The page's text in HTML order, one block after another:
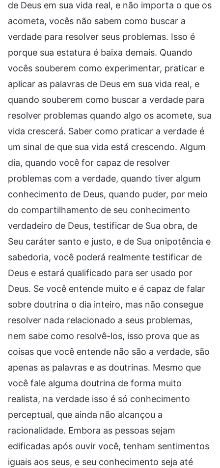
de Deus em sua vida real, e não importa o que os
acometa, vocês não sabem como buscar a
verdade para resolver seus problemas. Isso é
porque sua estatura é baixa demais. Quando
vocês souberem como experimentar, praticar e
aplicar as palavras de Deus em sua vida real, e
quando souberem como buscar a verdade para
resolver problemas quando algo os acomete, sua
vida crescerá. Saber como praticar a verdade é
um sinal de que sua vida está crescendo. Algum
dia, quando você for capaz de resolver
problemas com a verdade, quando tiver algum
conhecimento de Deus, quando puder, por meio
do compartilhamento de seu conhecimento
verdadeiro de Deus, testificar de Sua obra, de
Seu caráter santo e justo, e de Sua onipotência e
sabedoria, você poderá realmente testificar de
Deus e estará qualificado para ser usado por
Deus. Se você entende muito e é capaz de falar
sobre doutrina o dia inteiro, mas não consegue
resolver nada relacionado a seus problemas,
nem sabe como resolvê-los, isso prova que as
coisas que você entende não são a verdade, são
apenas as palavras e as doutrinas. Mesmo que
você fale alguma doutrina de forma muito
realista, na verdade isso é só conhecimento
perceptual, que ainda não alcançou a
racionalidade. Embora as pessoas sejam
edificadas após ouvir você, tenham sentimentos
iguais aos seus, e seu conhecimento seja até